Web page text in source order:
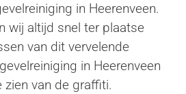
in Heerenveen.
wij altijd snel ter plaatse
van dit vervelende
in Heerenveen
van de graffiti.